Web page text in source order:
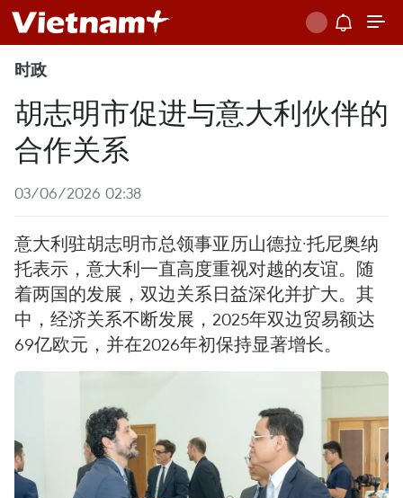
时政
胡志明市促进与意大利伙伴的
合作关系
03/06/2026 02:38
意大利驻胡志明市总领事亚历山德拉·托尼奥纳
托表示，意大利一直高度重视对越的友谊。随
着两国的发展，双边关系日益深化并扩大。其
中，经济关系不断发展，2025年双边贸易额达
69亿欧元，并在2026年初保持显著增长。